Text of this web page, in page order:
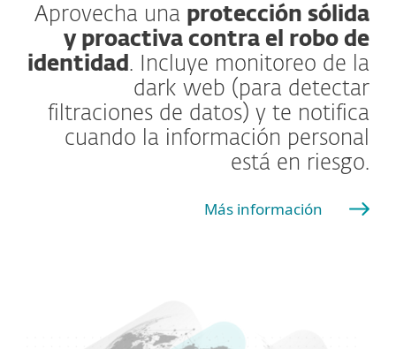
Aprovecha una protección sólida
y proactiva contra el robo de
identidad . Incluye monitoreo de la
dark web (para detectar
filtraciones de datos) y te notifica
cuando la información personal
está en riesgo.
Más información